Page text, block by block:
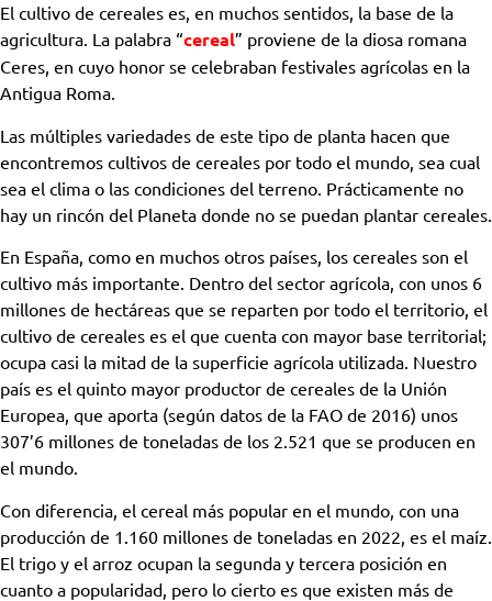
El cultivo de cereales es, en muchos sentidos, la base de la
agricultura. La palabra “cereal” proviene de la diosa romana
Ceres, en cuyo honor se celebraban festivales agrícolas en la
Antigua Roma.
Las múltiples variedades de este tipo de planta hacen que
encontremos cultivos de cereales por todo el mundo, sea cual
sea el clima o las condiciones del terreno. Prácticamente no
hay un rincón del Planeta donde no se puedan plantar cereales.
En España, como en muchos otros países, los cereales son el
cultivo más importante. Dentro del sector agrícola, con unos 6
millones de hectáreas que se reparten por todo el territorio, el
cultivo de cereales es el que cuenta con mayor base territorial;
ocupa casi la mitad de la superficie agrícola utilizada. Nuestro
país es el quinto mayor productor de cereales de la Unión
Europea, que aporta (según datos de la FAO de 2016) unos
307’6 millones de toneladas de los 2.521 que se producen en
el mundo.
Con diferencia, el cereal más popular en el mundo, con una
producción de 1.160 millones de toneladas en 2022, es el maíz.
El trigo y el arroz ocupan la segunda y tercera posición en
cuanto a popularidad, pero lo cierto es que existen más de